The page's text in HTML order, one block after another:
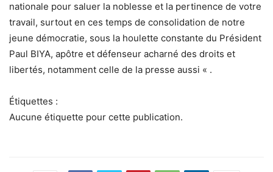
nationale pour saluer la noblesse et la pertinence de votre
travail, surtout en ces temps de consolidation de notre
jeune démocratie, sous la houlette constante du Président
Paul BIYA, apôtre et défenseur acharné des droits et
libertés, notamment celle de la presse aussi « .
Étiquettes :
Aucune étiquette pour cette publication.